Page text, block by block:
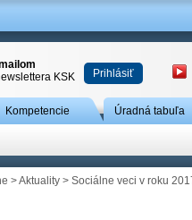
KSK
Prihlásiť
Kompetencie Úradná tabuľa
>Aktuality > Sociálne veci v roku